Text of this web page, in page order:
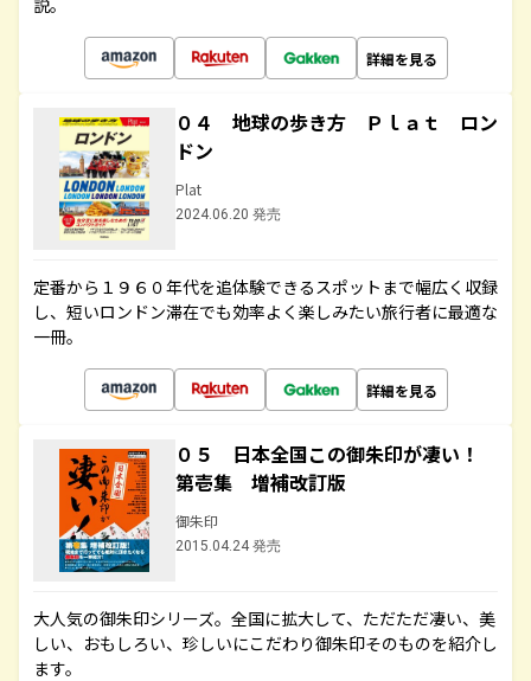
説。
詳細を見る
０４ 地球の歩き方 Ｐｌａｔ ロン
ドン
Plat
2024.06.20 発売
定番から１９６０年代を追体験できるスポットまで幅広く収録
し、短いロンドン滞在でも効率よく楽しみたい旅行者に最適な
一冊。
詳細を見る
０５ 日本全国この御朱印が凄い！
第壱集 増補改訂版
御朱印
2015.04.24 発売
大人気の御朱印シリーズ。全国に拡大して、ただただ凄い、美
しい、おもしろい、珍しいにこだわり御朱印そのものを紹介し
ます。